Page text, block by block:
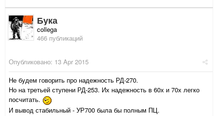
Бука
collega
466 публикаций
Опубликовано: 13 Apr 2015
Не будем говорить про надежность РД-270.
Но на третьей ступени РД-253. Их надежность в 60х и 70х легко
посчитать.
И вывод стабильный - УР700 была бы полным ПЦ.